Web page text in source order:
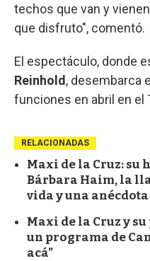
techos que van y
que disfruto", comentó.
El espectáculo, donde
Reinhold , desembarca
funciones en abril en el
RELACIONADAS
Maxi de la Cruz: su
Bárbara Haim, la
vida y una
Maxi de la Cruz y
un programa de
acá”